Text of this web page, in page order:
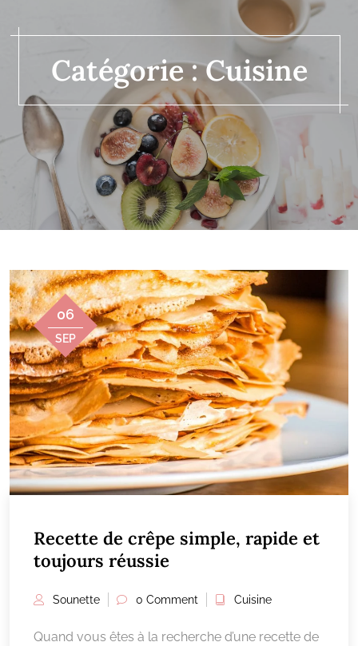
Catégorie :Cuisine
06
SEP
Recette de crêpe simple, rapide et
toujours réussie
Sounette 0 Comment Cuisine
Quand vous êtes à la recherche d’une recette de